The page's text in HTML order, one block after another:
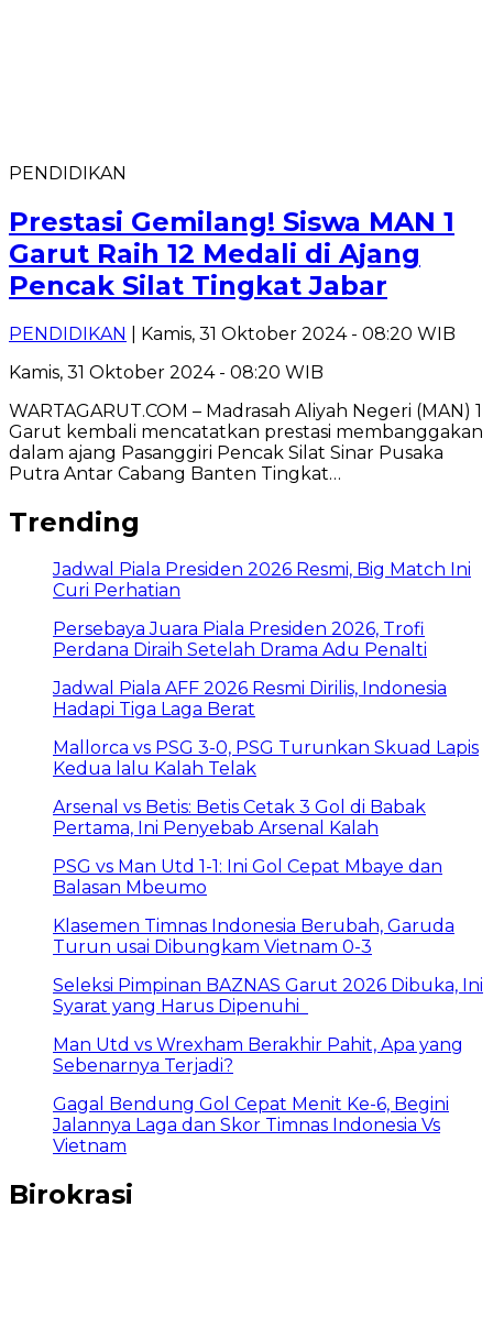
PENDIDIKAN
Prestasi Gemilang! Siswa MAN 1
Garut Raih 12 Medali di Ajang
Pencak Silat Tingkat Jabar
PENDIDIKAN
| Kamis, 31 Oktober 2024 - 08:20 WIB
Kamis, 31 Oktober 2024 - 08:20 WIB
WARTAGARUT.COM – Madrasah Aliyah Negeri (MAN) 1
Garut kembali mencatatkan prestasi membanggakan
dalam ajang Pasanggiri Pencak Silat Sinar Pusaka
Putra Antar Cabang Banten Tingkat…
Trending
Jadwal Piala Presiden 2026 Resmi, Big Match Ini
Curi Perhatian
Persebaya Juara Piala Presiden 2026, Trofi
Perdana Diraih Setelah Drama Adu Penalti
Jadwal Piala AFF 2026 Resmi Dirilis, Indonesia
Hadapi Tiga Laga Berat
Mallorca vs PSG 3-0, PSG Turunkan Skuad Lapis
Kedua lalu Kalah Telak
Arsenal vs Betis: Betis Cetak 3 Gol di Babak
Pertama, Ini Penyebab Arsenal Kalah
PSG vs Man Utd 1-1: Ini Gol Cepat Mbaye dan
Balasan Mbeumo
Klasemen Timnas Indonesia Berubah, Garuda
Turun usai Dibungkam Vietnam 0-3
Seleksi Pimpinan BAZNAS Garut 2026 Dibuka, Ini
Syarat yang Harus Dipenuhi
Man Utd vs Wrexham Berakhir Pahit, Apa yang
Sebenarnya Terjadi?
Gagal Bendung Gol Cepat Menit Ke-6, Begini
Jalannya Laga dan Skor Timnas Indonesia Vs
Vietnam
Birokrasi